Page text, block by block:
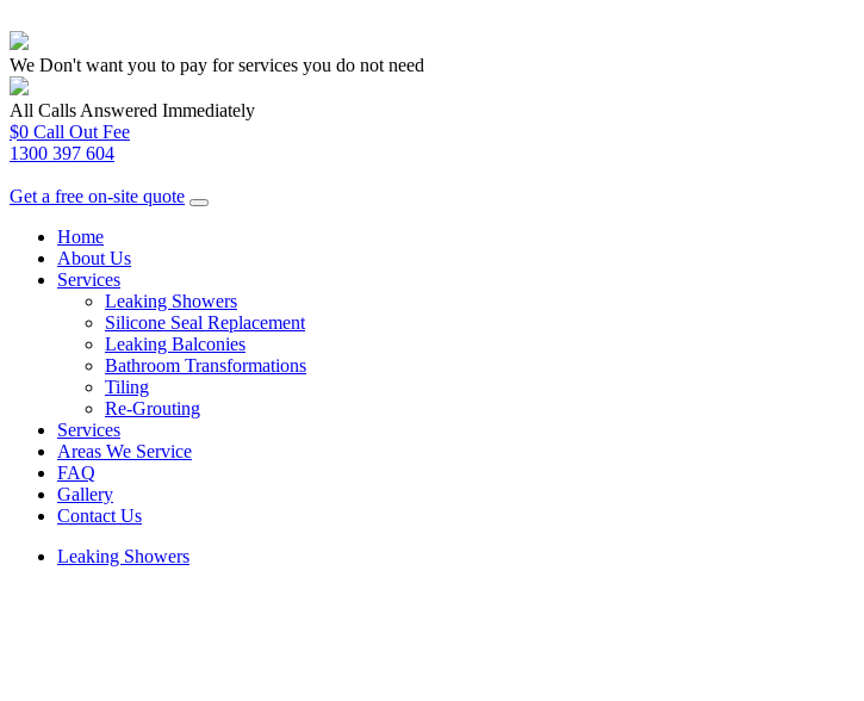
We Don't want you to pay for services you do not need
All Calls Answered Immediately
$0 Call Out Fee
1300 397 604
Get a free on-site quote
Home
About Us
Services
Leaking Showers
Silicone Seal Replacement
Leaking Balconies
Bathroom Transformations
Tiling
Re-Grouting
Services
Areas We Service
FAQ
Gallery
Contact Us
Leaking Showers